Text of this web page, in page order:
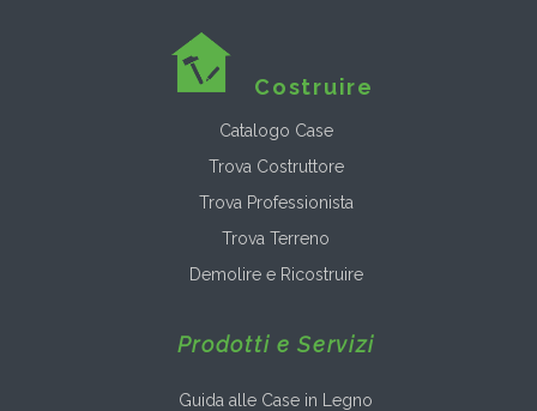
Costruire
Catalogo Case
Trova Costruttore
Trova Professionista
Trova Terreno
Demolire e Ricostruire
Prodotti e Servizi
Guida alle Case in Legno